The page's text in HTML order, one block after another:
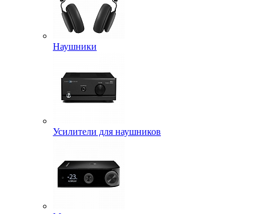
Наушники
Усилители для наушников